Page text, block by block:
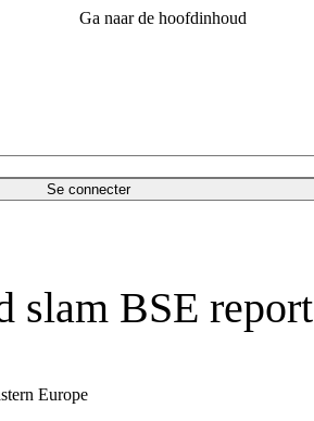
Ga naar de hoofdinhoud
Se connecter
slam BSE report
Europe